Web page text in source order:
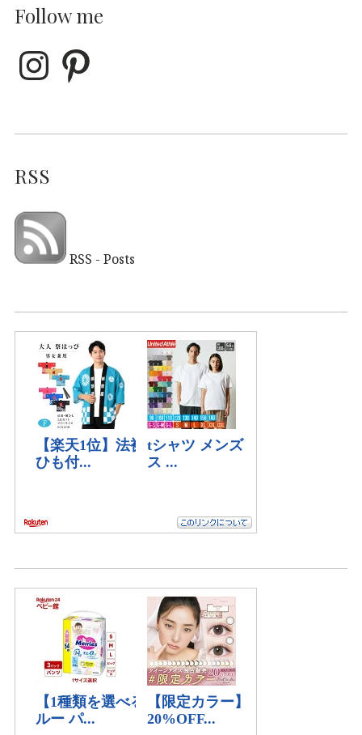
Follow me
RSS
RSS - Posts